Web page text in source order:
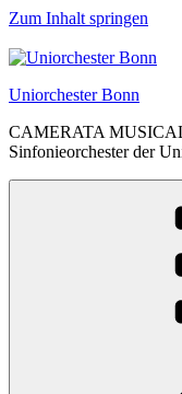
Zum Inhalt springen
Uniorchester Bonn
CAMERATA
Sinfonieorchester der